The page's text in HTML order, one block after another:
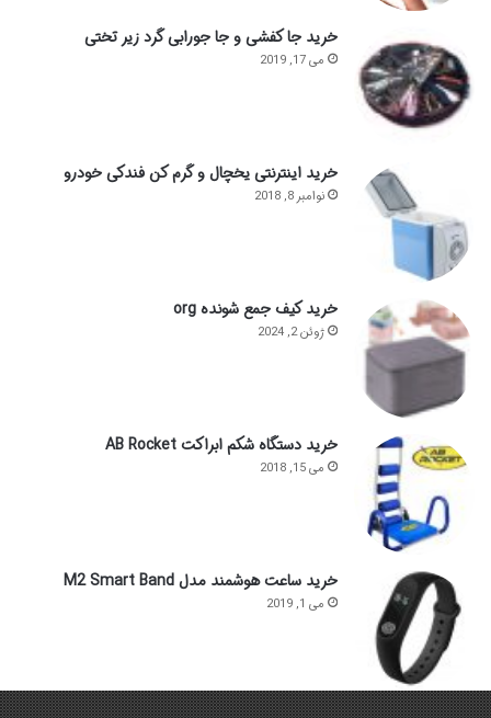
خرید جا کفشی و جا جورابی گرد زیر تختی
می 17, 2019
خرید اینترنتی یخچال و گرم کن فندکی خودرو
نوامبر 8, 2018
خرید کیف جمع شونده org
ژوئن 2, 2024
خرید دستگاه شکم ابراکت AB Rocket
می 15, 2018
خرید ساعت هوشمند مدل M2 Smart Band
می 1, 2019